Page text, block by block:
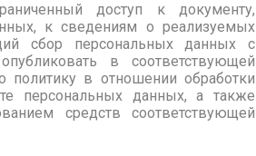
доступ к документу,
к сведениям о реализуемых
сбор персональных данных с
в соответствующей
политику в отношении обработки
персональных данных, а также
средств соответствующей